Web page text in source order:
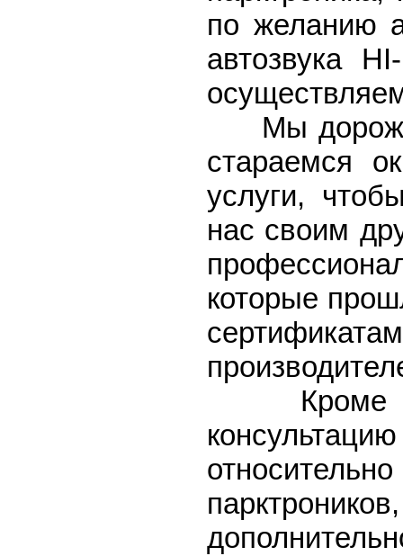
по желанию
автозвука
Мы
стараемся
услуги,
нас своим
которые
Кроме